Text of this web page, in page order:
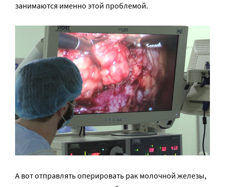
занимаются именно этой проблемой.
А вот отправлять оперировать рак молочной железы,